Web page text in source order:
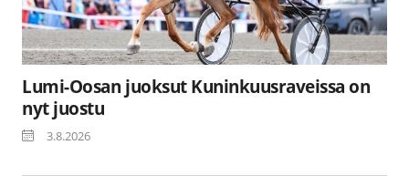
Lumi-Oosan juoksut Kuninkuusraveissa on
nyt juostu
3.8.2026